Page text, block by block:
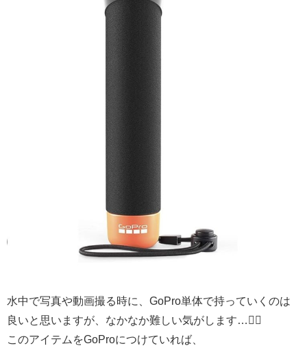
水中で写真や動画撮る時に、GoPro単体で持っていくのは
良いと思いますが、なかなか難しい気がします…🙇‍♂️
このアイテムをGoProにつけていれば、